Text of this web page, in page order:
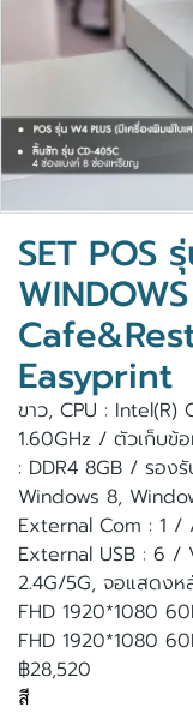
SET POS
Easyprint
ขาว, CPU : Intel(R)
1.60GHz / ตัวเก็บข้
: DDR4 8GB / รอง
Windows 8,
External Com : 1
External USB : 6 /
2.4G/5G, จอแสดงห
FHD 1920*1080
FHD 1920*1080
฿28,520
สี